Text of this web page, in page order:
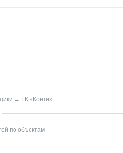
→ ГК «Конти»
по объектам